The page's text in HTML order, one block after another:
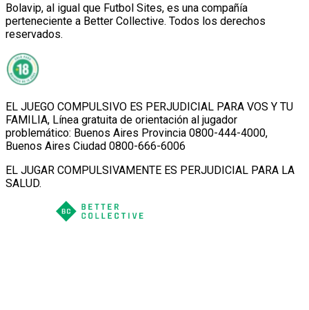
Bolavip, al igual que Futbol Sites, es una compañía
perteneciente a Better Collective. Todos los derechos
reservados.
EL JUEGO COMPULSIVO ES PERJUDICIAL PARA VOS Y TU
FAMILIA, Línea gratuita de orientación al jugador
problemático: Buenos Aires Provincia 0800-444-4000,
Buenos Aires Ciudad 0800-666-6006
EL JUGAR COMPULSIVAMENTE ES PERJUDICIAL PARA LA
SALUD.